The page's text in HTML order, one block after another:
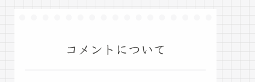
コメントについて